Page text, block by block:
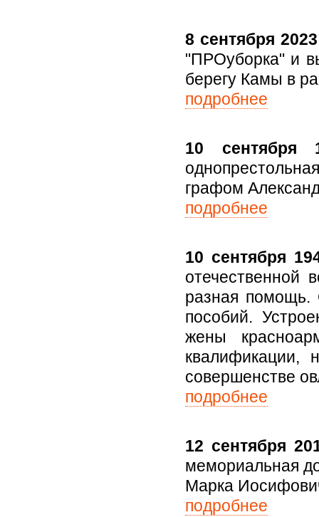
8 сентября 2023
"ПРОуборка" и
берегу Камы в
подробнее
10 сентября
графом
подробнее
10 сентября
разная помощь.
пособий.
жены
квалификации,
совершенстве
подробнее
12 сентября
мемориальная
Марка
подробнее